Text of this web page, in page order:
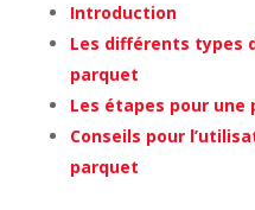
Introduction
Les différents types
parquet
Les étapes pour une
Conseils pour
parquet